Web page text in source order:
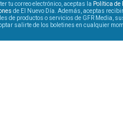
tu correo electrónico, aceptas la Política de
de El Nuevo Día. Además, aceptas
de productos o servicios de GFR Media,
salirte de los boletines en cualquier